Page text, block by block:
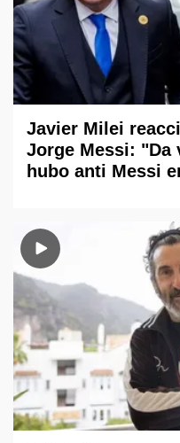
Javier Milei
Jorge Messi: "Da
hubo anti Messi